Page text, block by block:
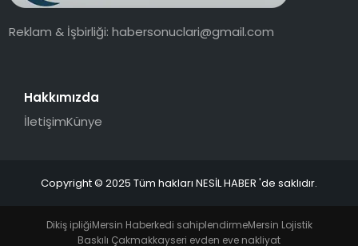
Reklam & İşbirliği:habersonuclari@gmail.com
Hakkımızda
İletişimKünye
Copyright © 2025 Tüm hakları NESİL HABER 'de saklıdır.
Dikiş ipliğiMersin Haberkedi sahiplendirmeMersin Lojistik
Baskılı Çakmakkayseri evden eve nakliyat